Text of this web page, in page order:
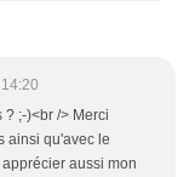
? ;-)<br /> Merci
ainsi qu'avec le
aussi mon